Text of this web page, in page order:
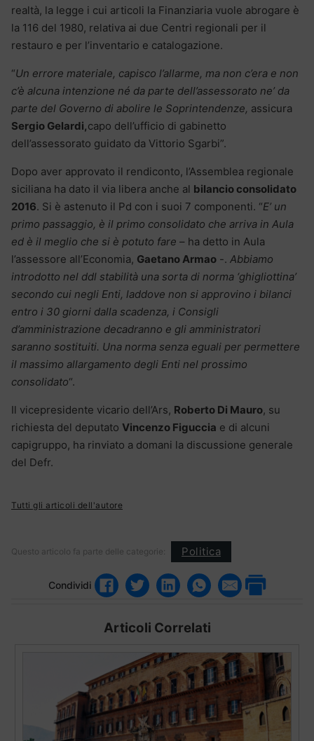
realtà, la legge i cui articoli la Finanziaria vuole abrogare è
la 116 del 1980, relativa ai due Centri regionali per il
restauro e per l’inventario e catalogazione.
“Un errore materiale, capisco l’allarme, ma non c’era e non
c’è alcuna intenzione né da parte dell’assessorato ne’ da
parte del Governo di abolire le Soprintendenze, assicura
Sergio Gelardi,capo dell’ufficio di gabinetto
dell’assessorato guidato da Vittorio Sgarbi”.
Dopo aver approvato il rendiconto, l’Assemblea regionale
siciliana ha dato il via libera anche al bilancio consolidato
2016. Si è astenuto il Pd con i suoi 7 componenti. “E’ un
primo passaggio, è il primo consolidato che arriva in Aula
ed è il meglio che si è potuto fare – ha detto in Aula
l’assessore all’Economia, Gaetano Armao -. Abbiamo
introdotto nel ddl stabilità una sorta di norma ‘ghigliottina’
secondo cui negli Enti, laddove non si approvino i bilanci
entro i 30 giorni dalla scadenza, i Consigli
d’amministrazione decadranno e gli amministratori
saranno sostituiti. Una norma senza eguali per permettere
il massimo allargamento degli Enti nel prossimo
consolidato“.
Il vicepresidente vicario dell’Ars, Roberto Di Mauro, su
richiesta del deputato Vincenzo Figuccia e di alcuni
capigruppo, ha rinviato a domani la discussione generale
del Defr.
Tutti gli articoli dell'autore
Questo articolo fa parte delle categorie: Politica
Condividi
Articoli Correlati